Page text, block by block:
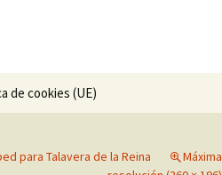
de cookies (UE)
para Talavera de la Reina
Máxima